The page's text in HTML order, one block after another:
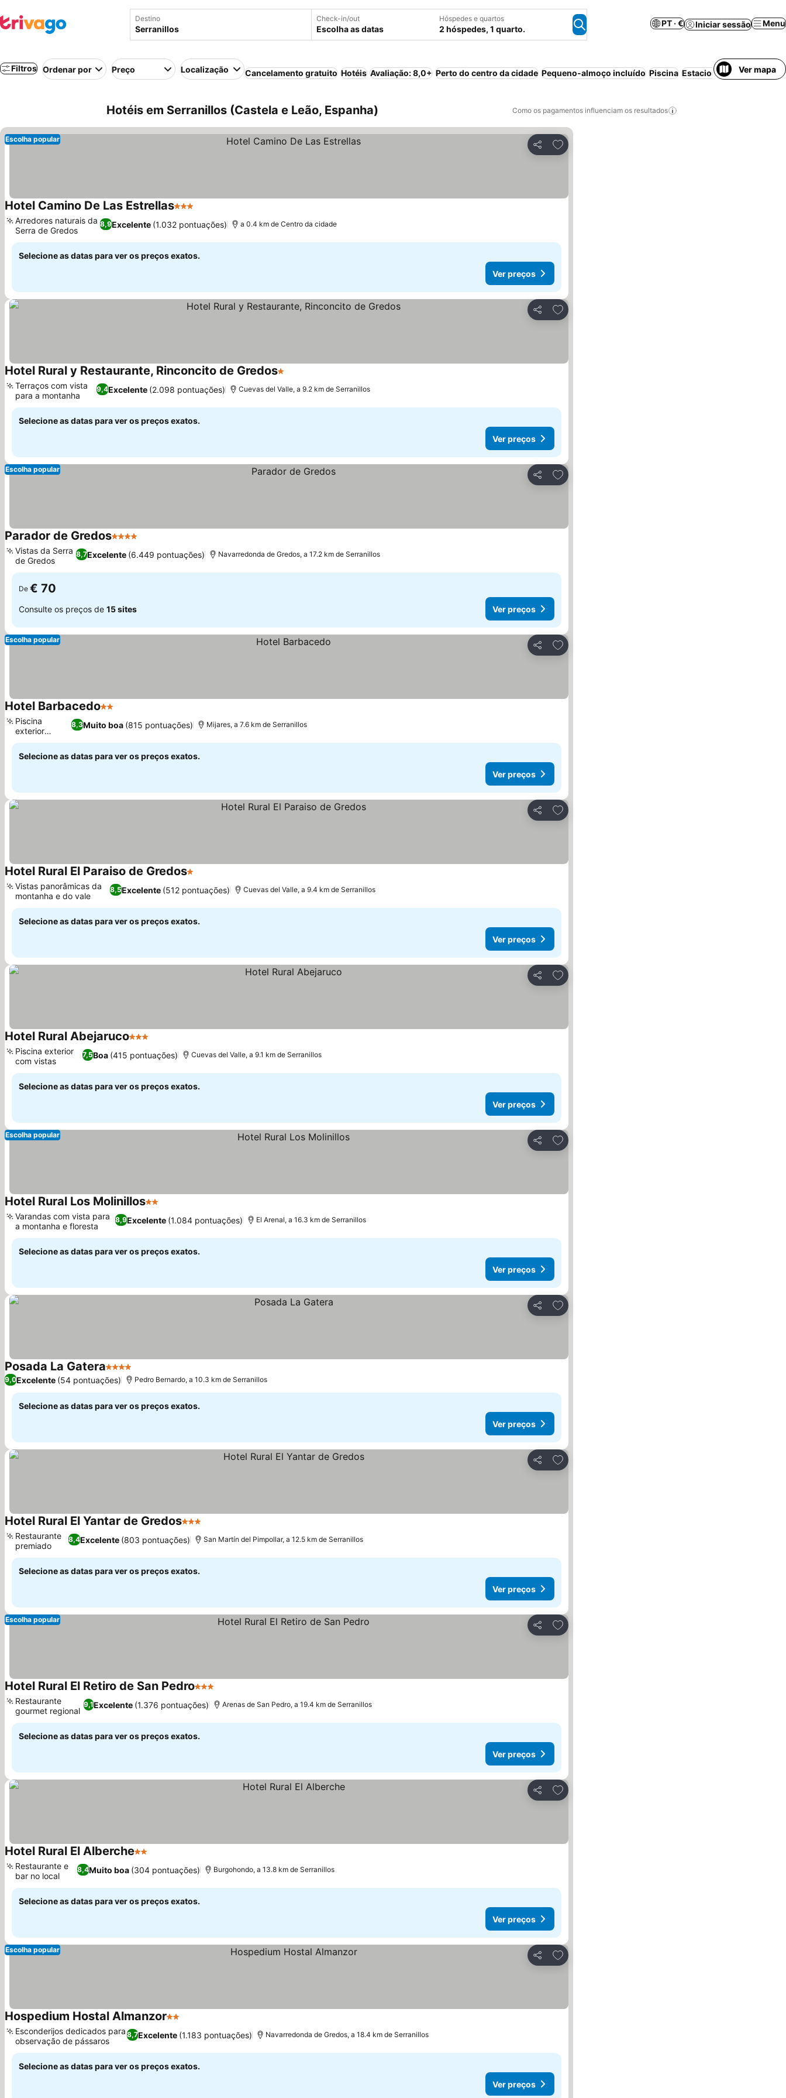
Destino Check-in/out
Escolha as datas
Hóspedes e quartos
2 hóspedes, 1 quarto.
PT · € Iniciar sessão Menu
Filtros Ordenar por Preço Localização Cancelamento gratuito Hotéis Avaliação: 8,0+ Perto do centro da cidade Pequeno-almoço incluído Piscina EstacionamentoVer mapa
Hotéis em Serranillos (Castela e Leão, Espanha) Como os pagamentos influenciam os resultados
Partilhar
Adicionar aos favoritos
Escolha popular
Hotel Camino De Las Estrellas3 Estrelas
8,9Excelente (1.032 pontuações)
Arredores naturais da
Serra de Gredos
a 0.4 km de Centro da cidade
Selecione as datas para ver os preços exatos.
Ver preços
Partilhar
Adicionar aos favoritos
Hotel Rural y Restaurante, Rinconcito de Gredos1 Estrelas
9,4Excelente (2.098 pontuações)
Terraços com vista
para a montanha
Cuevas del Valle, a 9.2 km de Serranillos
Selecione as datas para ver os preços exatos.
Ver preços
Partilhar
Adicionar aos favoritos
Escolha popular
Parador de Gredos4 Estrelas
8,7Excelente (6.449 pontuações)
Vistas da Serra
de Gredos
Navarredonda de Gredos, a 17.2 km de Serranillos
De € 70
Consulte os preços de 15 sites Ver preços
Partilhar
Adicionar aos favoritos
Escolha popular
Hotel Barbacedo2 Estrelas
8,3Muito boa (815 pontuações)
Piscina
exterior
sazonal
Mijares, a 7.6 km de Serranillos
Selecione as datas para ver os preços exatos.
Ver preços
Partilhar
Adicionar aos favoritos
Hotel Rural El Paraiso de Gredos1 Estrelas
8,5Excelente (512 pontuações)
Vistas panorâmicas da
montanha e do vale
Cuevas del Valle, a 9.4 km de Serranillos
Selecione as datas para ver os preços exatos.
Ver preços
Partilhar
Adicionar aos favoritos
Hotel Rural Abejaruco3 Estrelas
7,5Boa (415 pontuações)
Piscina exterior
com vistas
Cuevas del Valle, a 9.1 km de Serranillos
Selecione as datas para ver os preços exatos.
Ver preços
Partilhar
Adicionar aos favoritos
Escolha popular
Hotel Rural Los Molinillos2 Estrelas
8,9Excelente (1.084 pontuações)
Varandas com vista para
a montanha e floresta
El Arenal, a 16.3 km de Serranillos
Selecione as datas para ver os preços exatos.
Ver preços
Partilhar
Adicionar aos favoritos
Posada La Gatera4 Estrelas
9,0Excelente (54 pontuações) Pedro Bernardo, a 10.3 km de Serranillos
Selecione as datas para ver os preços exatos.
Ver preços
Partilhar
Adicionar aos favoritos
Hotel Rural El Yantar de Gredos3 Estrelas
8,4Excelente (803 pontuações)
Restaurante
premiado
San Martín del Pimpollar, a 12.5 km de Serranillos
Selecione as datas para ver os preços exatos.
Ver preços
Partilhar
Adicionar aos favoritos
Escolha popular
Hotel Rural El Retiro de San Pedro3 Estrelas
9,1Excelente (1.376 pontuações)
Restaurante
gourmet regional
Arenas de San Pedro, a 19.4 km de Serranillos
Selecione as datas para ver os preços exatos.
Ver preços
Partilhar
Adicionar aos favoritos
Hotel Rural El Alberche2 Estrelas
8,4Muito boa (304 pontuações)
Restaurante e
bar no local
Burgohondo, a 13.8 km de Serranillos
Selecione as datas para ver os preços exatos.
Ver preços
Partilhar
Adicionar aos favoritos
Escolha popular
Hospedium Hostal Almanzor2 Estrelas
8,7Excelente (1.183 pontuações)
Esconderijos dedicados para
observação de pássaros
Navarredonda de Gredos, a 18.4 km de Serranillos
Selecione as datas para ver os preços exatos.
Ver preços